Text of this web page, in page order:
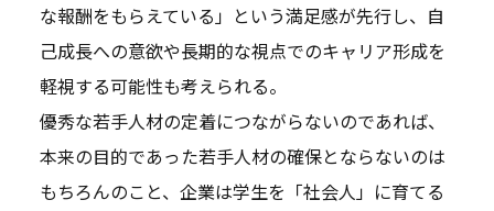
な報酬をもらえている」という満足感が先行し、自
己成長への意欲や長期的な視点でのキャリア形成を
軽視する可能性も考えられる。
優秀な若手人材の定着につながらないのであれば、
本来の目的であった若手人材の確保とならないのは
もちろんのこと、企業は学生を「社会人」に育てる